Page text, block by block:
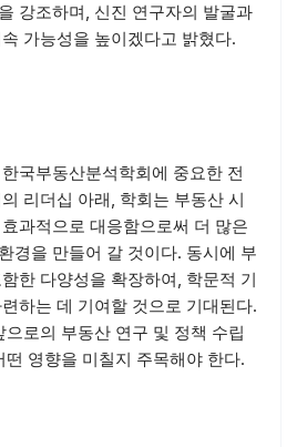
강조하며, 신진 연구자의 발굴과
가능성을 높이겠다고 밝혔다.
국부동산분석학회에 중요한 전
리더십 아래, 학회는 부동산 시
과적으로 대응함으로써 더 많은
경을 만들어 갈 것이다. 동시에 부
한 다양성을 확장하여, 학문적 기
하는 데 기여할 것으로 기대된다.
로의 부동산 연구 및 정책 수립
영향을 미칠지 주목해야 한다.